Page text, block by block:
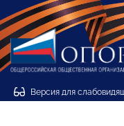
Версия для